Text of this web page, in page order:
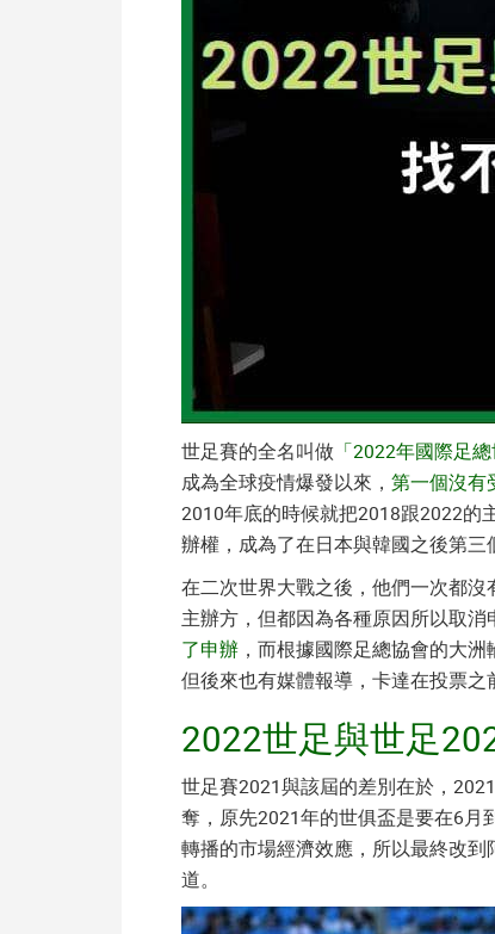
世足賽的全名叫做 「2022年國際足總
成為全球疫情爆發以來， 第一個沒有
2010年底的時候就把2018跟2022的
辦權，成為了在日本與韓國之後第
在二次世界大戰之後，他們一次都
主辦方，但都因為各種原因所以取消
了申辦 ，而根據國際足總協會的大
但後來也有媒體報導，卡達在投票之
2022世足與世足
世足賽2021與該屆的差別在於，
奪，原先2021年的世俱盃是要在6月
轉播的市場經濟效應，所以最終改
道。